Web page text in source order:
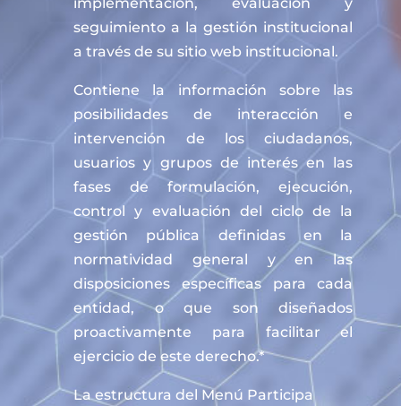
seguimiento a la gestión institucional
a través de su sitio web institucional.
Contiene la información sobre las
posibilidades de interacción e
intervención de los ciudadanos,
usuarios y grupos de interés en las
fases de formulación, ejecución,
control y evaluación del ciclo de la
gestión pública definidas en la
normatividad general y en las
disposiciones específicas para cada
entidad, o que son diseñados
proactivamente para facilitar el
ejercicio de este derecho.*
La estructura del Menú Participa